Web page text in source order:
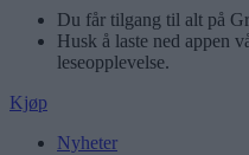
Du får tilgang til alt på
Husk å laste ned appen
leseopplevelse.
Kjøp
Nyheter